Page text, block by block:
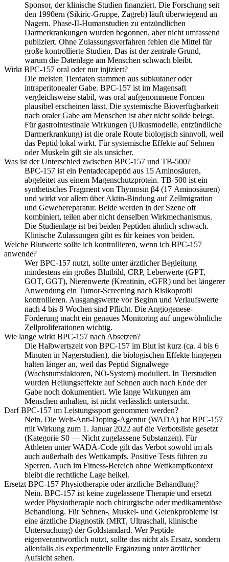
Sponsor, der klinische Studien finanziert. Die Forschung seit
den 1990ern (Sikiric-Gruppe, Zagreb) läuft überwiegend an
Nagern. Phase-II-Humanstudien zu entzündlichen
Darmerkrankungen wurden begonnen, aber nicht umfassend
publiziert. Ohne Zulassungsverfahren fehlen die Mittel für
große kontrollierte Studien. Das ist der zentrale Grund,
warum die Datenlage am Menschen schwach bleibt.
Wirkt BPC-157 oral oder nur injiziert?
Die meisten Tierdaten stammen aus subkutaner oder
intraperitonealer Gabe. BPC-157 ist im Magensaft
vergleichsweise stabil, was oral aufgenommene Formen
plausibel erscheinen lässt. Die systemische Bioverfügbarkeit
nach oraler Gabe am Menschen ist aber nicht solide belegt.
Für gastrointestinale Wirkungen (Ulkusmodelle, entzündliche
Darmerkrankung) ist die orale Route biologisch sinnvoll, weil
das Peptid lokal wirkt. Für systemische Effekte auf Sehnen
oder Muskeln gilt sie als unsicher.
Was ist der Unterschied zwischen BPC-157 und TB-500?
BPC-157 ist ein Pentadecapeptid aus 15 Aminosäuren,
abgeleitet aus einem Magenschutzprotein. TB-500 ist ein
synthetisches Fragment von Thymosin β4 (17 Aminosäuren)
und wirkt vor allem über Aktin-Bindung auf Zellmigration
und Gewebereparatur. Beide werden in der Szene oft
kombiniert, teilen aber nicht denselben Wirkmechanismus.
Die Studienlage ist bei beiden Peptiden ähnlich schwach.
Klinische Zulassungen gibt es für keines von beiden.
Welche Blutwerte sollte ich kontrollieren, wenn ich BPC-157
anwende?
Wer BPC-157 nutzt, sollte unter ärztlicher Begleitung
mindestens ein großes Blutbild, CRP, Leberwerte (GPT,
GOT, GGT), Nierenwerte (Kreatinin, eGFR) und bei längerer
Anwendung ein Tumor-Screening nach Risikoprofil
kontrollieren. Ausgangswerte vor Beginn und Verlaufswerte
nach 4 bis 8 Wochen sind Pflicht. Die Angiogenese-
Förderung macht ein genaues Monitoring auf ungewöhnliche
Zellproliferationen wichtig.
Wie lange wirkt BPC-157 nach Absetzen?
Die Halbwertszeit von BPC-157 im Blut ist kurz (ca. 4 bis 6
Minuten in Nagerstudien), die biologischen Effekte hingegen
halten länger an, weil das Peptid Signalwege
(Wachstumsfaktoren, NO-System) moduliert. In Tierstudien
wurden Heilungseffekte auf Sehnen auch nach Ende der
Gabe noch dokumentiert. Wie lange Wirkungen am
Menschen anhalten, ist nicht verlässlich untersucht.
Darf BPC-157 im Leistungssport genommen werden?
Nein. Die Welt-Anti-Doping-Agentur (WADA) hat BPC-157
mit Wirkung zum 1. Januar 2022 auf die Verbotsliste gesetzt
(Kategorie S0 — Nicht zugelassene Substanzen). Für
Athleten unter WADA-Code gilt das Verbot sowohl im als
auch außerhalb des Wettkampfs. Positive Tests führen zu
Sperren. Auch im Fitness-Bereich ohne Wettkampfkontext
bleibt die rechtliche Lage heikel.
Ersetzt BPC-157 Physiotherapie oder ärztliche Behandlung?
Nein. BPC-157 ist keine zugelassene Therapie und ersetzt
weder Physiotherapie noch chirurgische oder medikamentöse
Behandlung. Für Sehnen-, Muskel- und Gelenkprobleme ist
eine ärztliche Diagnostik (MRT, Ultraschall, klinische
Untersuchung) der Goldstandard. Wer Peptide
eigenverantwortlich nutzt, sollte das nicht als Ersatz, sondern
allenfalls als experimentelle Ergänzung unter ärztlicher
Aufsicht sehen.